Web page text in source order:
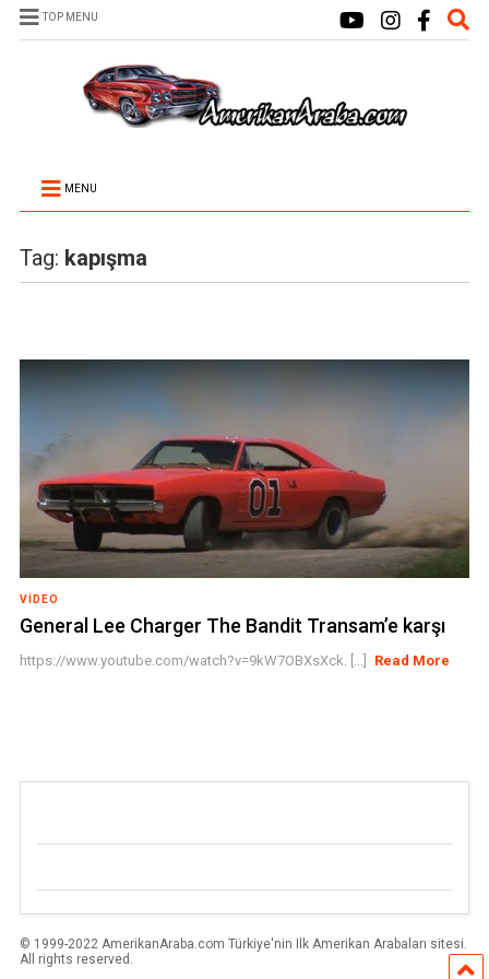
TOP MENU
MENU
Tag: kapışma
VIDEO
General Lee Charger The Bandit Transam’e karşı
https://www.youtube.com/watch?v=9kW7OBXsXck. [...] Read More
© 1999-2022 AmerikanAraba.com Türkiye'nin Ilk Amerikan Arabaları sitesi.
All rights reserved.